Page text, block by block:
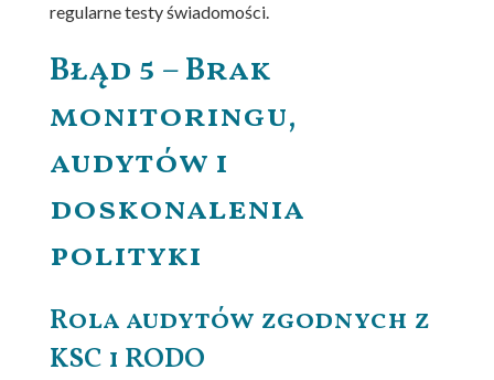
regularne testy świadomości.
Błąd 5 – Brak
monitoringu,
audytów i
doskonalenia
polityki
Rola audytów zgodnych z
KSC i RODO